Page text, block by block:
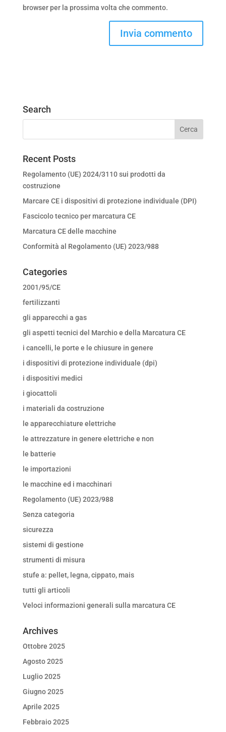
browser per la prossima volta che commento.
Search
Recent Posts
Regolamento (UE) 2024/3110 sui prodotti da
costruzione
Marcare CE i dispositivi di protezione individuale (DPI)
Fascicolo tecnico per marcatura CE
Marcatura CE delle macchine
Conformità al Regolamento (UE) 2023/988
Categories
2001/95/CE
fertilizzanti
gli apparecchi a gas
gli aspetti tecnici del Marchio e della Marcatura CE
i cancelli, le porte e le chiusure in genere
i dispositivi di protezione individuale (dpi)
i dispositivi medici
i giocattoli
i materiali da costruzione
le apparecchiature elettriche
le attrezzature in genere elettriche e non
le batterie
le importazioni
le macchine ed i macchinari
Regolamento (UE) 2023/988
Senza categoria
sicurezza
sistemi di gestione
strumenti di misura
stufe a: pellet, legna, cippato, mais
tutti gli articoli
Veloci informazioni generali sulla marcatura CE
Archives
Ottobre 2025
Agosto 2025
Luglio 2025
Giugno 2025
Aprile 2025
Febbraio 2025